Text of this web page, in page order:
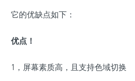
它的优缺点如下：
优点！
1，屏幕素质高，且支持色域切换